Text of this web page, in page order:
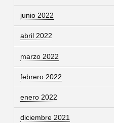
junio 2022
abril 2022
marzo 2022
febrero 2022
enero 2022
diciembre 2021